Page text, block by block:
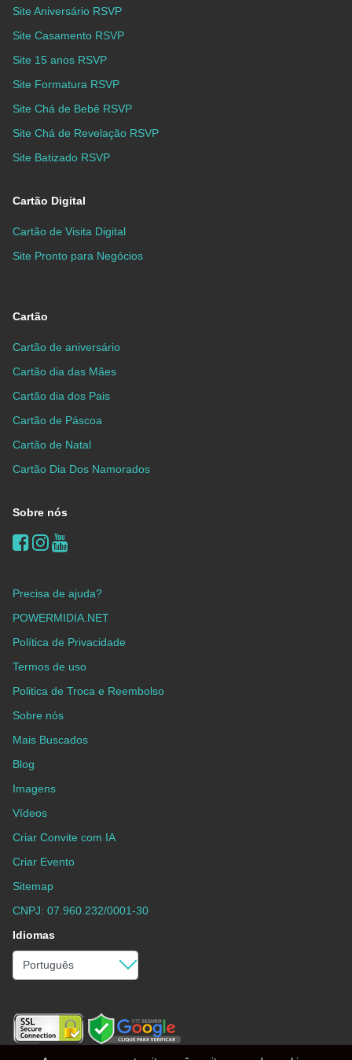
Site Aniversário RSVP
Site Casamento RSVP
Site 15 anos RSVP
Site Formatura RSVP
Site Chá de Bebê RSVP
Site Chá de Revelação RSVP
Site Batizado RSVP
Cartão Digital
Cartão de Visita Digital
Site Pronto para Negócios
Cartão
Cartão de aniversário
Cartão dia das Mães
Cartão dia dos Pais
Cartão de Páscoa
Cartão de Natal
Cartão Dia Dos Namorados
Sobre nós
Precisa de ajuda?
POWERMIDIA.NET
Política de Privacidade
Termos de uso
Politica de Troca e Reembolso
Sobre nós
Mais Buscados
Blog
Imagens
Vídeos
Criar Convite com IA
Criar Evento
Sitemap
CNPJ: 07.960.232/0001-30
Idiomas